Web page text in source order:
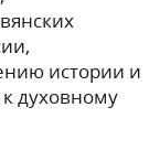
истории и
духовному